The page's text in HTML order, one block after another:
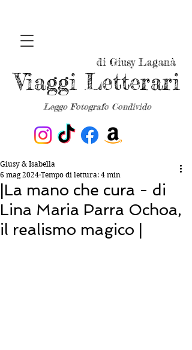
Leggo Fotografo Condivido
Viaggi Letterari
di Giusy Laganà
|La mano che cura - di
Lina Maria Parra Ochoa,
il realismo magico |
Giusy & Isabella
6 mag 2024 Tempo di lettura: 4 min